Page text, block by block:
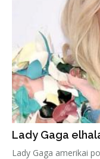
Lady Gaga
Lady Gaga amerikai